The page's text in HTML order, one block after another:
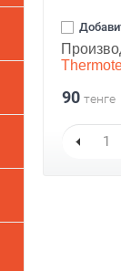
90 тенге